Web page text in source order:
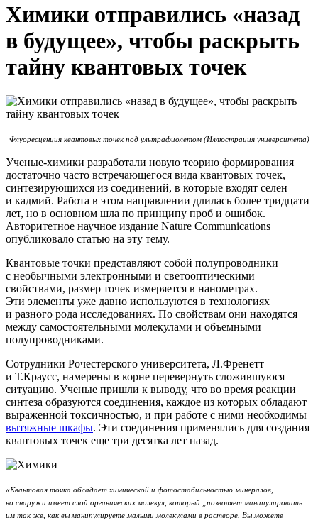
Химики отправились «назад
в будущее», чтобы раскрыть
тайну квантовых точек
Флуоресценция квантовых точек под ультрафиолетом (Иллюстрацияуниверситета)
Ученые-химики разработали новую теорию формирования
достаточно часто встречающегося вида квантовых точек,
синтезирующихся из соединений, в которые входят селен
и кадмий. Работа в этом направлении длилась более тридцати
лет, но в основном шла по принципу проб и ошибок.
Авторитетное научное издание Nature Communications
опубликовало статью на эту тему.
Квантовые точки представляют собой полупроводники
с необычными электронными и светооптическими
свойствами, размер точек измеряется в нанометрах.
Эти элементы уже давно используются в технологиях
и разного рода исследованиях. По свойствам они находятся
между самостоятельными молекулами и объемными
полупроводниками.
Сотрудники Рочестерского университета, Л.Френетт
и Т.Краусс, намерены в корне перевернуть сложившуюся
ситуацию. Ученые пришли к выводу, что во время реакции
синтеза образуются соединения, каждое из которых обладают
выраженной токсичностью, и при работе с ними необходимы
вытяжные шкафы. Эти соединения применялись для создания
квантовых точек еще три десятка лет назад.
«Квантовая точка обладает химической и фотостабильностью минералов,
но снаружи имеет слой органических молекул, который „позволяет манипулировать
им так же, как вы манипулируете малыми молекулами в растворе. Вы можете